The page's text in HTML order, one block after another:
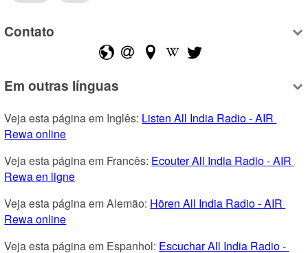
Contato
Em outras línguas
Veja esta página em Inglês: Listen All India Radio - AIR
Rewa online
Veja esta página em Francês: Ecouter All India Radio - AIR
Rewa en ligne
Veja esta página em Alemão: Hören All India Radio - AIR
Rewa online
Veja esta página em Espanhol: Escuchar All India Radio -